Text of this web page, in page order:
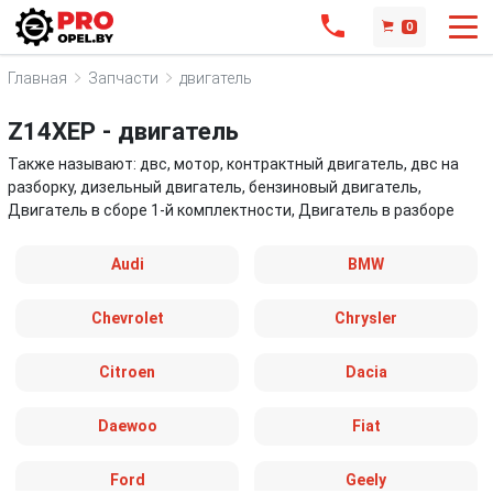
0
Главная Запчасти двигатель
Z14XEP - двигатель
Также называют: двс, мотор, контрактный двигатель, двс на
разборку, дизельный двигатель, бензиновый двигатель,
Двигатель в сборе 1-й комплектности, Двигатель в разборе
Audi BMW
Chevrolet Chrysler
Citroen Dacia
Daewoo Fiat
Ford Geely